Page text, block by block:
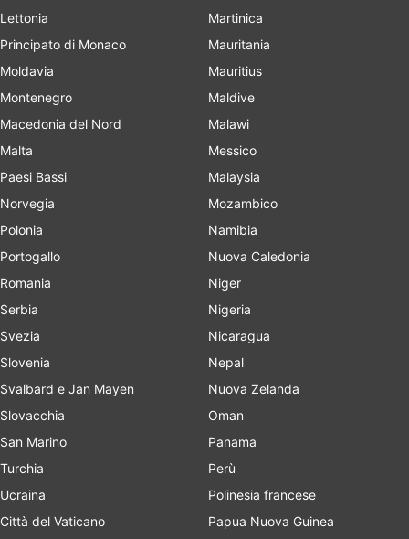
Lettonia
Principato di Monaco
Moldavia
Montenegro
Macedonia del Nord
Malta
Paesi Bassi
Norvegia
Polonia
Portogallo
Romania
Serbia
Svezia
Slovenia
Svalbard e Jan Mayen
Slovacchia
San Marino
Turchia
Ucraina
Città del Vaticano
Martinica
Mauritania
Mauritius
Maldive
Malawi
Messico
Malaysia
Mozambico
Namibia
Nuova Caledonia
Niger
Nigeria
Nicaragua
Nepal
Nuova Zelanda
Oman
Panama
Perù
Polinesia francese
Papua Nuova Guinea